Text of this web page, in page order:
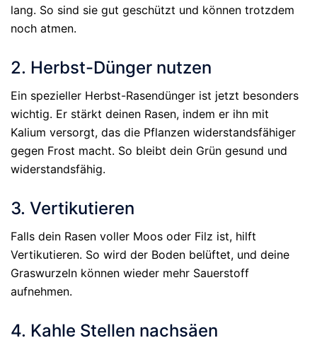
lang. So sind sie gut geschützt und können trotzdem
noch atmen.
2. Herbst-Dünger nutzen
Ein spezieller Herbst-Rasendünger ist jetzt besonders
wichtig. Er stärkt deinen Rasen, indem er ihn mit
Kalium versorgt, das die Pflanzen widerstandsfähiger
gegen Frost macht. So bleibt dein Grün gesund und
widerstandsfähig.
3. Vertikutieren
Falls dein Rasen voller Moos oder Filz ist, hilft
Vertikutieren. So wird der Boden belüftet, und deine
Graswurzeln können wieder mehr Sauerstoff
aufnehmen.
4. Kahle Stellen nachsäen